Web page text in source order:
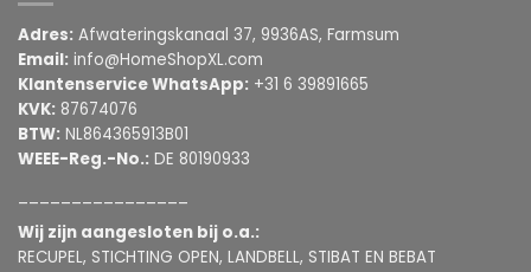
Adres: Afwateringskanaal 37, 9936AS, Farmsum
Email: info@HomeShopXL.com
Klantenservice WhatsApp: +31 6 39891665
KVK: 87674076
BTW: NL864365913B01
WEEE-Reg.-No.: DE 80190933
Wij zijn aangesloten bij o.a.:
RECUPEL, STICHTING OPEN, LANDBELL, STIBAT EN BEBAT